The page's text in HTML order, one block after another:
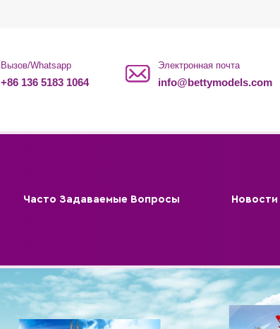
Вызов/Whatsapp
+86 136 5183 1064
Электронная почта
info@bettymodels.com
Часто Задаваемые Вопросы Новости